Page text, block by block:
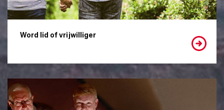
Word lid of vrijwilliger